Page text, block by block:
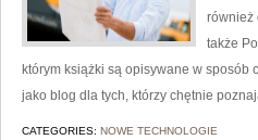
również
także
którym książki są opisywane w
jako blog dla tych, którzy chętnie
CATEGORIES: NOWE TECHNOLOGIE